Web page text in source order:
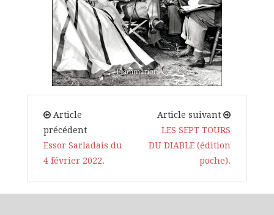
Article
précédent
Essor Sarladais du
4 février 2022.
Article suivant
LES SEPT TOURS
DU DIABLE (édition
poche).